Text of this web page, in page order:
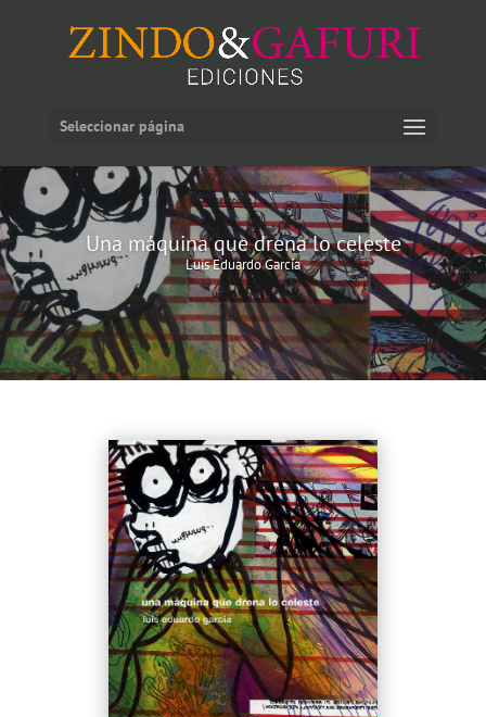
Seleccionar página
Una máquina que drena lo celeste
Luis Eduardo García